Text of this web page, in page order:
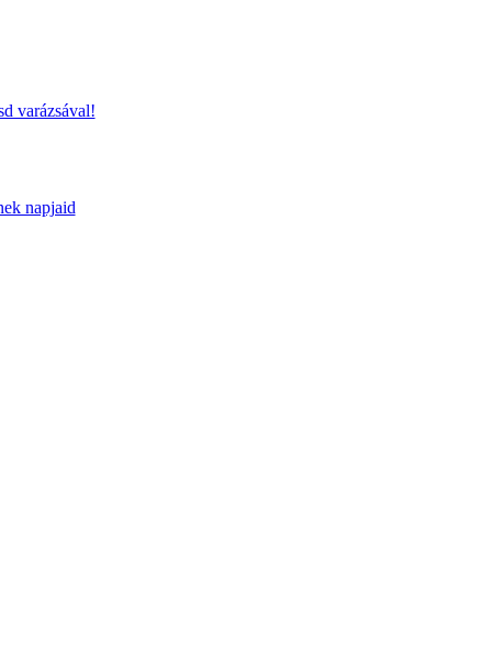
varázsával!
napjaid